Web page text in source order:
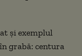
și exemplul
grabă: centura